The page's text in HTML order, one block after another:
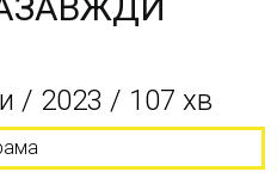
/ 2023 / 107 хв